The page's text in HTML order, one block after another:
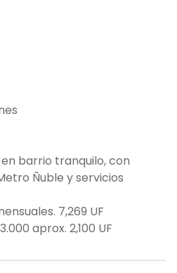
barrio tranquilo, con
Ñuble y servicios
7,269 UF
aprox. 2,100 UF